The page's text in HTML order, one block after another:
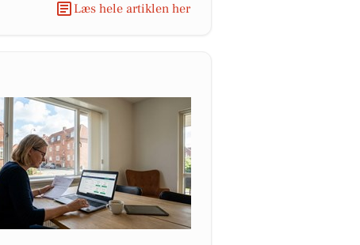
Læs hele artiklen her